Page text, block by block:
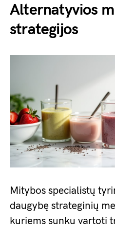
Alternatyvios
strategijos
Mitybos specialistų
daugybę strateginių
kuriems sunku vartoti